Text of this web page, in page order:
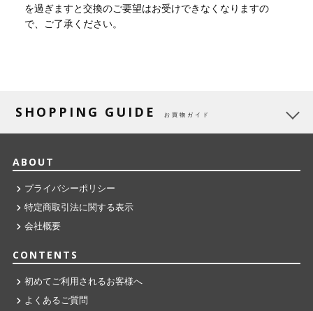
を過ぎますと交換のご要望はお受けできなくなりますの
で、ご了承ください。
SHOPPING GUIDE お買物ガイド
ABOUT
プライバシーポリシー
特定商取引法に関する表示
会社概要
CONTENTS
初めてご利用されるお客様へ
よくあるご質問